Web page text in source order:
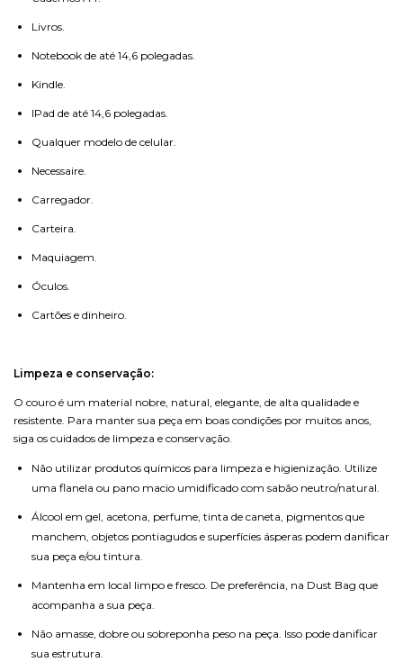
Livros.
Notebook de até 14,6 polegadas.
Kindle.
IPad de até 14,6 polegadas.
Qualquer modelo de celular.
Necessaire.
Carregador.
Carteira.
Maquiagem.
Óculos.
Cartões e dinheiro.
Limpeza e conservação:
O couro é um material nobre, natural, elegante, de alta qualidade e
resistente. Para manter sua peça em boas condições por muitos anos,
siga os cuidados de limpeza e conservação.
Não utilizar produtos químicos para limpeza e higienização. Utilize
uma flanela ou pano macio umidificado com sabão neutro/natural.
Álcool em gel, acetona, perfume, tinta de caneta, pigmentos que
manchem, objetos pontiagudos e superfícies ásperas podem danificar
sua peça e/ou tintura.
Mantenha em local limpo e fresco. De preferência, na Dust Bag que
acompanha a sua peça.
Não amasse, dobre ou sobreponha peso na peça. Isso pode danificar
sua estrutura.